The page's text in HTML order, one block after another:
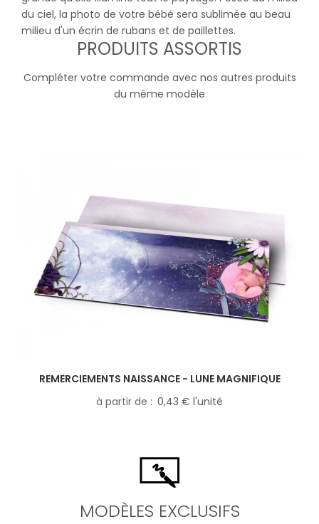
du ciel, la photo de votre bébé sera sublimée au beau
milieu d'un écrin de rubans et de paillettes.
PRODUITS ASSORTIS
Compléter votre commande avec nos autres produits
du même modèle
REMERCIEMENTS NAISSANCE - LUNE MAGNIFIQUE
à partir de
0,43 € l'unité
MODÈLES EXCLUSIFS